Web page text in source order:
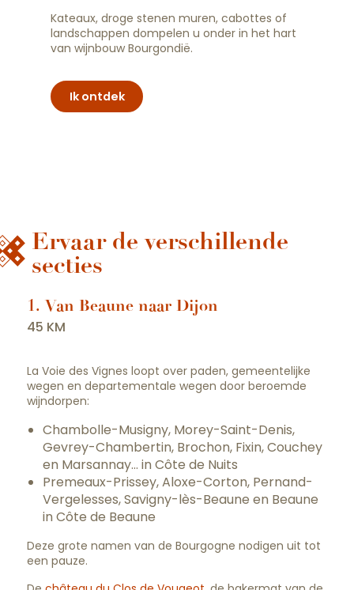
Kateaux, droge stenen muren, cabottes of
landschappen dompelen u onder in het hart
van wijnbouw Bourgondië.
Ik ontdek
Ervaar de verschillende
secties
1. Van Beaune naar Dijon
45 KM
La Voie des Vignes loopt over paden, gemeentelijke
wegen en departementale wegen door beroemde
wijndorpen:
Chambolle-Musigny, Morey-Saint-Denis,
Gevrey-Chambertin, Brochon, Fixin, Couchey
en Marsannay… in Côte de Nuits
Premeaux-Prissey, Aloxe-Corton, Pernand-
Vergelesses, Savigny-lès-Beaune en Beaune
in Côte de Beaune
Deze grote namen van de Bourgogne nodigen uit tot
een pauze.